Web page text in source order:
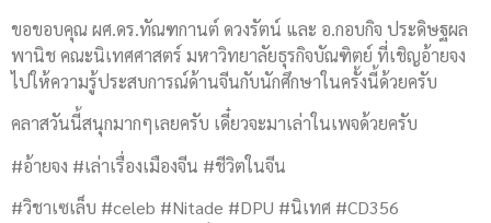
ขอขอบคุณ ผศ.ดร.ทัณฑกานต์ ดวงรัตน์ และ อ.กอบกิจ ประดิษฐผล
พานิช คณะนิเทศศาสตร์ มหาวิทยาลัยธุรกิจบัณฑิตย์ ที่เชิญอ้ายจง
ไปให้ความรู้ประสบการณ์ด้านจีนกับนักศึกษาในครั้งนี้ด้วยครับ
คลาสวันนี้สนุกมากๆเลยครับ เดี๋ยวจะมาเล่าในเพจด้วยครับ
#อ้ายจง #เล่าเรื่องเมืองจีน #ชีวิตในจีน
#วิชาเซเล็บ #celeb #Nitade #DPU #นิเทศ #CD356